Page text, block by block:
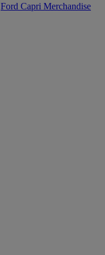
Ford Capri Merchandise